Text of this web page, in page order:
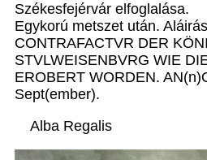
Székesfejérvár elfoglalása.
Egykorú metszet után.
CONTRAFACTVR DER
STVLWEISENBVRG WIE
EROBERT WORDEN.
Sept(ember).
Alba Regalis